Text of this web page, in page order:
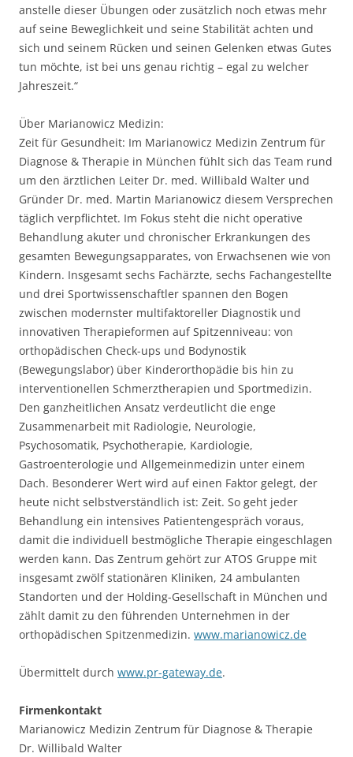
anstelle dieser Übungen oder zusätzlich noch etwas mehr
auf seine Beweglichkeit und seine Stabilität achten und
sich und seinem Rücken und seinen Gelenken etwas Gutes
tun möchte, ist bei uns genau richtig – egal zu welcher
Jahreszeit.“
Über Marianowicz Medizin:
Zeit für Gesundheit: Im Marianowicz Medizin Zentrum für
Diagnose & Therapie in München fühlt sich das Team rund
um den ärztlichen Leiter Dr. med. Willibald Walter und
Gründer Dr. med. Martin Marianowicz diesem Versprechen
täglich verpflichtet. Im Fokus steht die nicht operative
Behandlung akuter und chronischer Erkrankungen des
gesamten Bewegungsapparates, von Erwachsenen wie von
Kindern. Insgesamt sechs Fachärzte, sechs Fachangestellte
und drei Sportwissenschaftler spannen den Bogen
zwischen modernster multifaktoreller Diagnostik und
innovativen Therapieformen auf Spitzenniveau: von
orthopädischen Check-ups und Bodynostik
(Bewegungslabor) über Kinderorthopädie bis hin zu
interventionellen Schmerztherapien und Sportmedizin.
Den ganzheitlichen Ansatz verdeutlicht die enge
Zusammenarbeit mit Radiologie, Neurologie,
Psychosomatik, Psychotherapie, Kardiologie,
Gastroenterologie und Allgemeinmedizin unter einem
Dach. Besonderer Wert wird auf einen Faktor gelegt, der
heute nicht selbstverständlich ist: Zeit. So geht jeder
Behandlung ein intensives Patientengespräch voraus,
damit die individuell bestmögliche Therapie eingeschlagen
werden kann. Das Zentrum gehört zur ATOS Gruppe mit
insgesamt zwölf stationären Kliniken, 24 ambulanten
Standorten und der Holding-Gesellschaft in München und
zählt damit zu den führenden Unternehmen in der
orthopädischen Spitzenmedizin. www.marianowicz.de
Übermittelt durch www.pr-gateway.de.
Firmenkontakt
Marianowicz Medizin Zentrum für Diagnose & Therapie
Dr. Willibald Walter